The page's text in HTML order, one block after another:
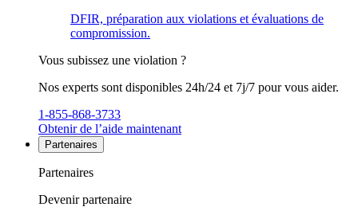
DFIR, préparation aux violations et évaluations de
compromission.
Vous subissez une violation ?
Nos experts sont disponibles 24h/24 et 7j/7 pour vous aider.
1-855-868-3733
Obtenir de l’aide maintenant
Partenaires
Partenaires
Devenir partenaire